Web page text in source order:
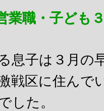
業職・子ども
息子は３月の
戦区に住んで
した。